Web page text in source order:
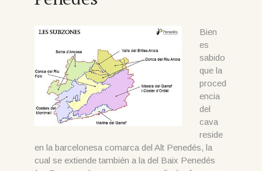
Bien
es
sabido
que la
proced
encia
del
cava
reside
en la barcelonesa comarca del Alt Penedés, la
cual se extiende también a la del Baix Penedés